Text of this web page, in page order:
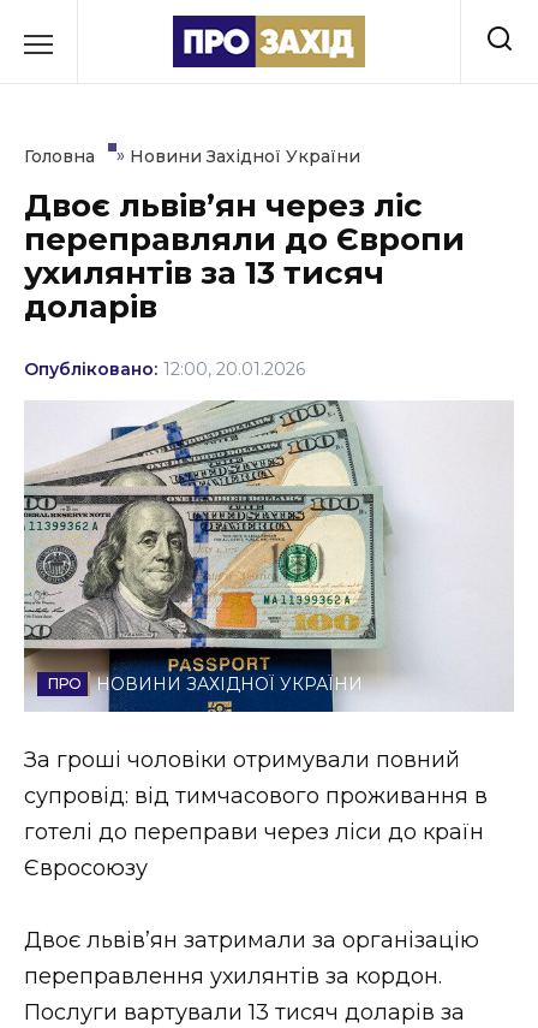
до
Культура
Освіта
Політика
Соціум
Спорт
Стиль життя
Втрачений Ужгород
Втрачений Ужгород (відеоверсія)
ЗАКАРПАТСЬКІ НОВИНИ
ФОТО
Головна » Новини Західної України
Двоє львів’ян через ліс
переправляли до Європи
ухилянтів за 13 тисяч
доларів
Опубліковано: 12:00, 20.01.2026
НОВИНИ ЗАХІДНОЇ УКРАЇНИ
За гроші чоловіки отримували повний
супровід: від тимчасового проживання в
готелі до переправи через ліси до країн
Євросоюзу
Двоє львів’ян затримали за організацію
переправлення ухилянтів за кордон.
Послуги вартували 13 тисяч доларів за